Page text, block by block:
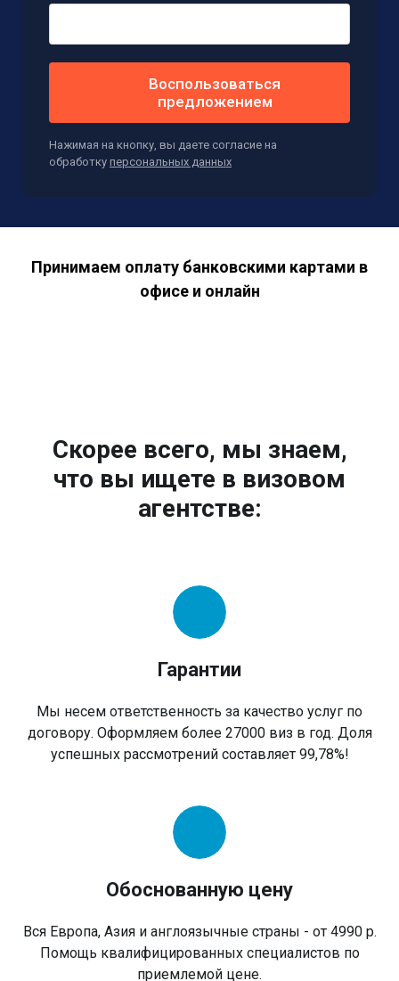
Воспользоваться
предложением
Нажимая на кнопку, вы даете согласие на
обработку персональных данных
Принимаем оплату банковскими картами в
офисе и онлайн
Скорее всего, мы знаем,
что вы ищете в визовом
агентстве:
Гарантии
Мы несем ответственность за качество услуг по
договору. Оформляем более 27000 виз в год. Доля
успешных рассмотрений составляет 99,78%!
Обоснованную цену
Вся Европа, Азия и англоязычные страны - от 4990 р.
Помощь квалифицированных специалистов по
приемлемой цене.